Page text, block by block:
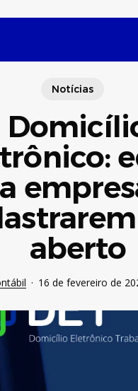
Notícias
aberto
16 de fevereiro de